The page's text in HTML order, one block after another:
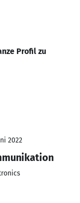
Profil zu
2022